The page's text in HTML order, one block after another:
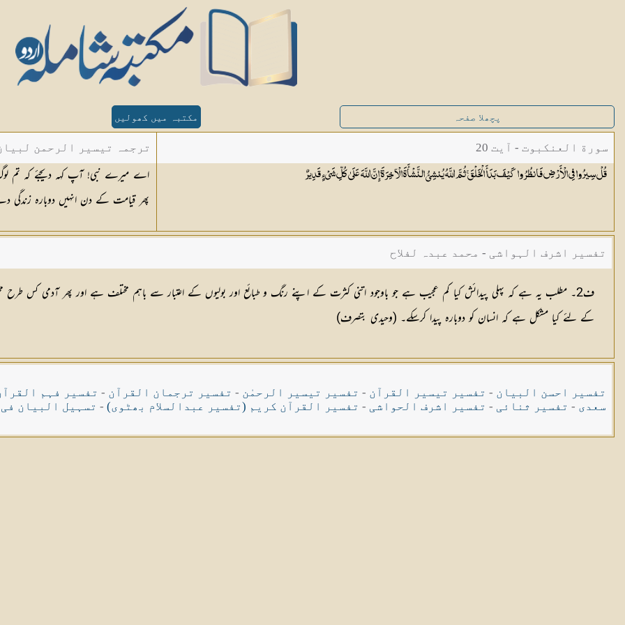
پچھلا صفحہ مکتبہ میں کھولیں
سورة العنكبوت - آیت 20
قُلْ سِيرُوا فِي الْأَرْضِ فَانظُرُوا كَيْفَ بَدَأَ الْخَلْقَ ۚ ثُمَّ اللَّهُ يُنشِئُ النَّشْأَةَ الْآخِرَةَ ۚ إِنَّ اللَّهَ عَلَىٰ كُلِّ شَيْءٍقَدِيرٌ
ترجمہ تیسیر الرحمن
اے میرے نبی! آپ کہہ دیجئے کہ تم
پھر قیامت کے دن انہیں دوبارہ
تفسیر اشرف الہواشی - محمد عبدہ لفلاح
ف2۔ مطلب یہ ہے کہ پہلی پیدائش کیا کم عجیب ہے جو باوجود اتنی کثرت کے اپنے رنگ و طبائع اور بولیوں کے اعتبار سے باہم مختلف ہے اور پھر آدمی کس طرح
کے لئے کیا مشکل ہے کہ انسان کو دوبارہ پیدا کرسکے۔ (وحیدی بتصرف)
تفسیر احسن البیان - تفسیر تیسیر القرآن - تفسیر تیسیر الرحمٰن - تفسیر ترجمان القرآن - تفسیر فہم
سعدی - تفسیر ثنائی - تفسیر اشرف الحواشی - تفسیر القرآن کریم (تفسیر عبدالسلام بھٹوی) - تسہیل البیان